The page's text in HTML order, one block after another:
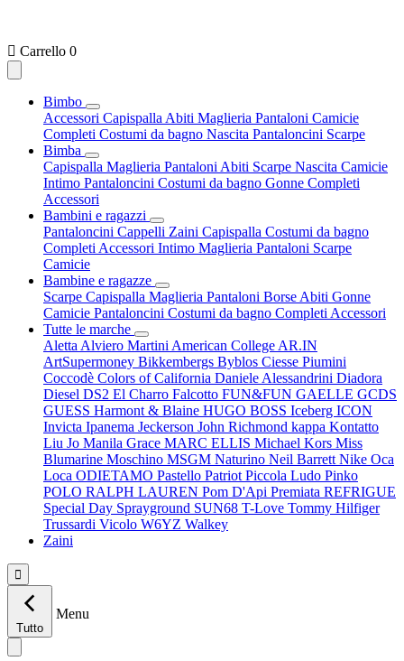
 Carrello 0
Bimbo
Accessori Capispalla Abiti Maglieria Pantaloni Camicie
Completi Costumi da bagno Nascita Pantaloncini Scarpe
Bimba
Capispalla Maglieria Pantaloni Abiti Scarpe Nascita Camicie
Intimo Pantaloncini Costumi da bagno Gonne Completi
Accessori
Bambini e ragazzi
Pantaloncini Cappelli Zaini Capispalla Costumi da bagno
Completi Accessori Intimo Maglieria Pantaloni Scarpe
Camicie
Bambine e ragazze
Scarpe Capispalla Maglieria Pantaloni Borse Abiti Gonne
Camicie Pantaloncini Costumi da bagno Completi Accessori
Tutte le marche
Aletta Alviero Martini American College AR.IN
ArtSupermoney Bikkembergs Byblos Ciesse Piumini
Coccodè Colors of California Daniele Alessandrini Diadora
Diesel DS2 El Charro Falcotto FUN&FUN GAELLE GCDS
GUESS Harmont & Blaine HUGO BOSS Iceberg ICON
Invicta Ipanema Jeckerson John Richmond kappa Kontatto
Liu Jo Manila Grace MARC ELLIS Michael Kors Miss
Blumarine Moschino MSGM Naturino Neil Barrett Nike Oca
Loca ODIETAMO Pastello Patriot Piccola Ludo Pinko
POLO RALPH LAUREN Pom D'Api Premiata REFRIGUE
Special Day Sprayground SUN68 T-Love Tommy Hilfiger
Trussardi Vicolo W6YZ Walkey
Zaini

Tutto
Menu